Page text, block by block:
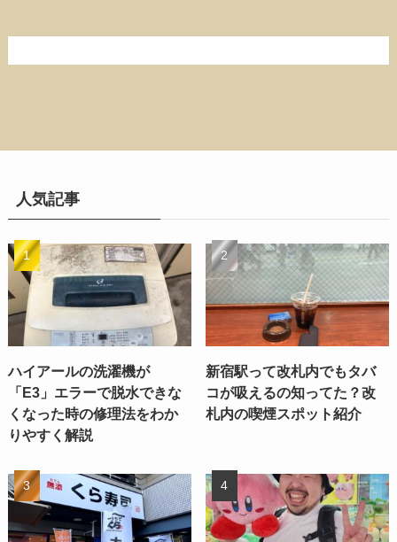
人気記事
ハイアールの洗濯機が
「E3」エラーで脱水できな
くなった時の修理法をわか
りやすく解説
新宿駅って改札内でもタバ
コが吸えるの知ってた？改
札内の喫煙スポット紹介